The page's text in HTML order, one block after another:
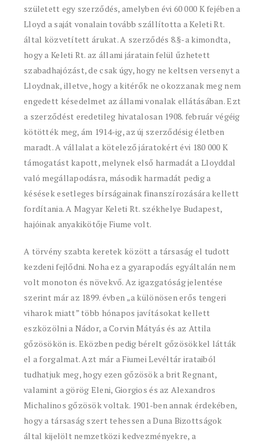
született egy szerződés, amelyben évi 60 000 K fejében a
Lloyd a saját vonalain tovább szállította a Keleti Rt.
által közvetített árukat. A szerződés 8.§-a kimondta,
hogy a Keleti Rt. az állami járatain felül űzhetett
szabadhajózást, de csak úgy, hogy ne keltsen versenyt a
Lloydnak, illetve, hogy a kitérők ne okozzanak meg nem
engedett késedelmet az állami vonalak ellátásában. Ezt
a szerződést eredetileg hivatalosan 1908. február végéig
kötötték meg, ám 1914-ig, az új szerződésig életben
maradt. A vállalat a kötelező járatokért évi 180 000 K
támogatást kapott, melynek első harmadát a Lloyddal
való megállapodásra, második harmadát pedig a
késések esetleges bírságainak finanszírozására kellett
fordítania. A Magyar Keleti Rt. székhelye Budapest,
hajóinak anyakikötője Fiume volt.
A törvény szabta keretek között a társaság el tudott
kezdeni fejlődni. Noha ez a gyarapodás egyáltalán nem
volt monoton és növekvő. Az igazgatóság jelentése
szerint már az 1899. évben „a különösen erős tengeri
viharok miatt” több hónapos javításokat kellett
eszközölni a Nádor, a Corvin Mátyás és az Attila
gőzösökön is. Eközben pedig bérelt gőzösökkel látták
el a forgalmat. Azt már a Fiumei Levéltár irataiból
tudhatjuk meg, hogy ezen gőzösök a brit Regnant,
valamint a görög Eleni, Giorgios és az Alexandros
Michalinos gőzösök voltak. 1901-ben annak érdekében,
hogy a társaság szert tehessen a Duna Bizottságok
által kijelölt nemzetközi kedvezményekre, a